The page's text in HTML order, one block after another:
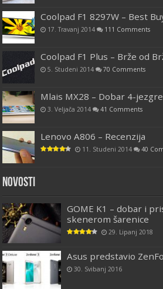
Coolpad F1 8297W – Best
17. Travanj 2014 111 Comments
Coolpad F1 Plus – Brže od
5. Studeni 2014 70 Comments
Mlais MX28 – Dobar 4-
3. Veljača 2014 41 Comments
Lenovo A806 – Recenzija
11. Studeni 2014 40
Novosti
GOME K1 – dobar i
skenerom šarenice
29. Lipanj 2018
Asus predstavio
30. Svibanj 2016